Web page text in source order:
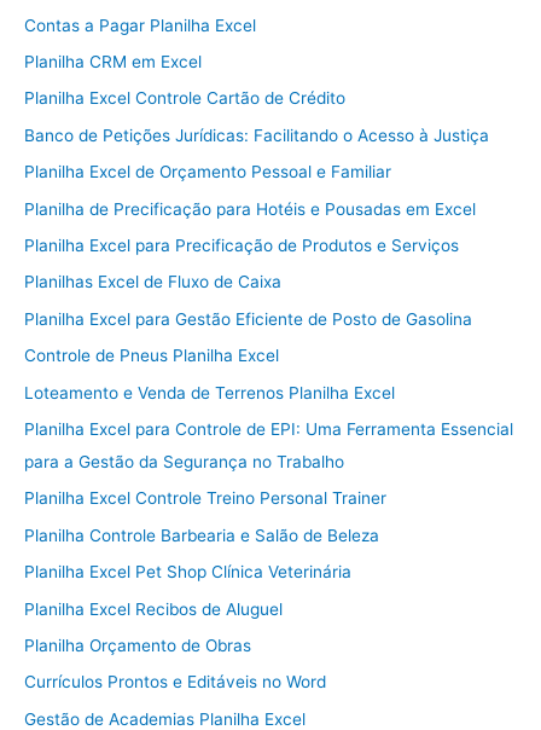
Contas a Pagar Planilha Excel
Planilha CRM em Excel
Planilha Excel Controle Cartão de Crédito
Banco de Petições Jurídicas: Facilitando o Acesso à Justiça
Planilha Excel de Orçamento Pessoal e Familiar
Planilha de Precificação para Hotéis e Pousadas em Excel
Planilha Excel para Precificação de Produtos e Serviços
Planilhas Excel de Fluxo de Caixa
Planilha Excel para Gestão Eficiente de Posto de Gasolina
Controle de Pneus Planilha Excel
Loteamento e Venda de Terrenos Planilha Excel
Planilha Excel para Controle de EPI: Uma Ferramenta Essencial
para a Gestão da Segurança no Trabalho
Planilha Excel Controle Treino Personal Trainer
Planilha Controle Barbearia e Salão de Beleza
Planilha Excel Pet Shop Clínica Veterinária
Planilha Excel Recibos de Aluguel
Planilha Orçamento de Obras
Currículos Prontos e Editáveis no Word
Gestão de Academias Planilha Excel